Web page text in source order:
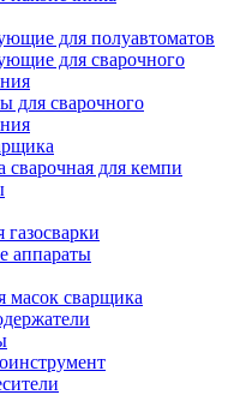
для полуавтоматов
для сварочного
для сварочного
сварочная для кемпи
газосварки
аппараты
масок сварщика